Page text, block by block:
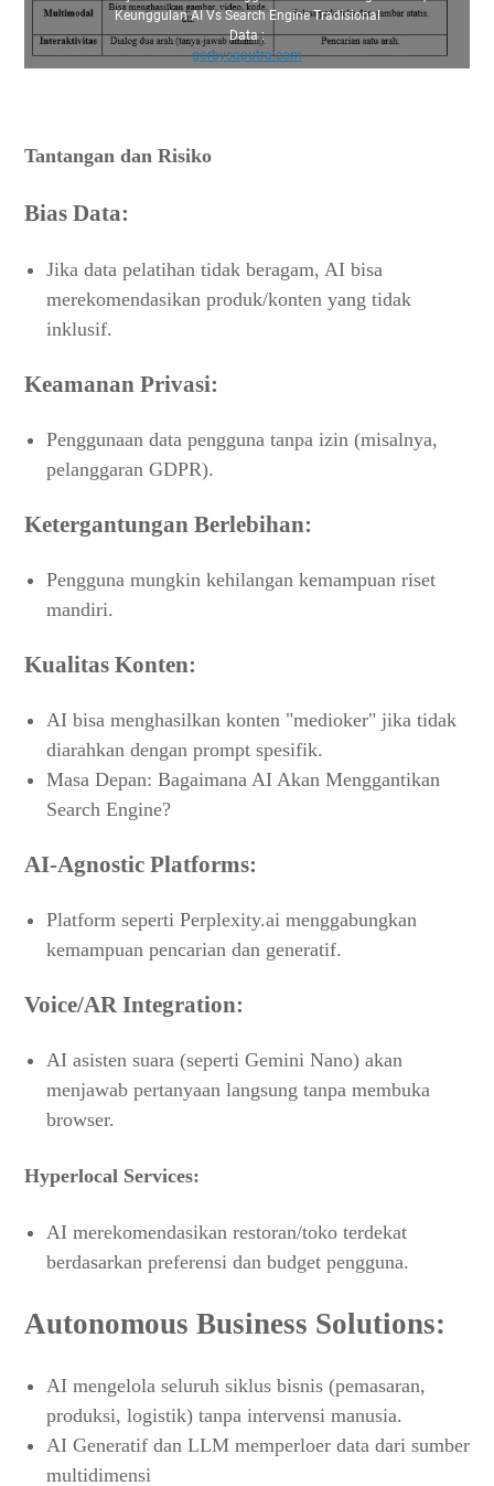
Keunggulan AI Vs Search Engine Tradisional
Data :
gorbysaputra.com
Tantangan dan Risiko
Bias Data:
Jika data pelatihan tidak beragam, AI bisa
merekomendasikan produk/konten yang tidak
inklusif.
Keamanan Privasi:
Penggunaan data pengguna tanpa izin (misalnya,
pelanggaran GDPR).
Ketergantungan Berlebihan:
Pengguna mungkin kehilangan kemampuan riset
mandiri.
Kualitas Konten:
AI bisa menghasilkan konten "medioker" jika tidak
diarahkan dengan prompt spesifik.
Masa Depan: Bagaimana AI Akan Menggantikan
Search Engine?
AI-Agnostic Platforms:
Platform seperti Perplexity.ai menggabungkan
kemampuan pencarian dan generatif.
Voice/AR Integration:
AI asisten suara (seperti Gemini Nano) akan
menjawab pertanyaan langsung tanpa membuka
browser.
Hyperlocal Services:
AI merekomendasikan restoran/toko terdekat
berdasarkan preferensi dan budget pengguna.
Autonomous Business Solutions:
AI mengelola seluruh siklus bisnis (pemasaran,
produksi, logistik) tanpa intervensi manusia.
AI Generatif dan LLM memperloer data dari sumber
multidimensi